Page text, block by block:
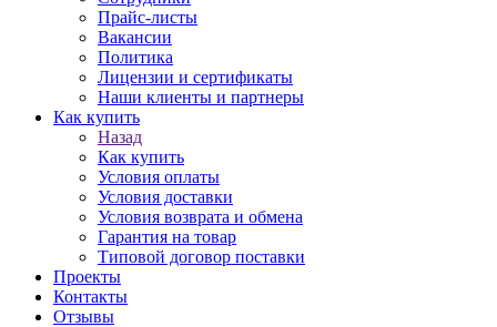
Прайс-листы
Вакансии
Политика
Лицензии и сертификаты
Наши клиенты и партнеры
Как купить
Назад
Как купить
Условия оплаты
Условия доставки
Условия возврата и обмена
Гарантия на товар
Типовой договор поставки
Проекты
Контакты
Отзывы